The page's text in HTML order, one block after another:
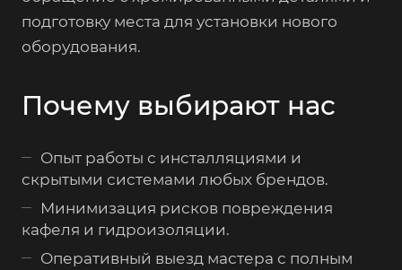
подготовку места для установки нового
оборудования.
Почему выбирают нас
Опыт работы с инсталляциями и
скрытыми системами любых брендов.
Минимизация рисков повреждения
кафеля и гидроизоляции.
Оперативный выезд мастера с полным